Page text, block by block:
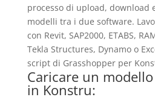
processo di upload, download
modelli tra i due software.
con Revit, SAP2000, ETABS,
Tekla Structures, Dynamo o
script di Grasshopper per
Caricare un
in Konstru: